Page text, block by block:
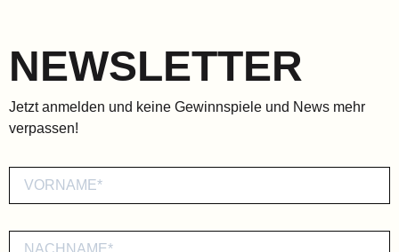
NEWSLETTER
Jetzt anmelden und keine Gewinnspiele und News mehr
verpassen!